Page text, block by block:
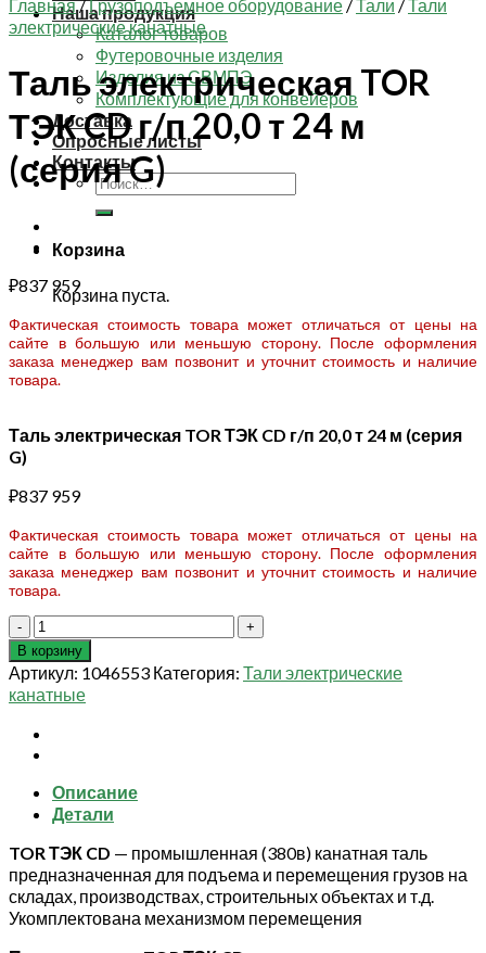
Наша продукция
Каталог товаров
Футеровочные изделия
Изделия из СВМПЭ
Комплектующие для конвейеров
Доставка
Опросные листы
Контакты
Искать:
Корзина
Корзина пуста.
Главная/Грузоподъемное оборудование /Тали /Тали
электрические канатные
Таль электрическая TOR
ТЭК CD г/п 20,0 т 24 м
(серия G)
₽837 959
Фактическая стоимость товара может отличаться от цены на
сайте в большую или меньшую сторону. После оформления
заказа менеджер вам позвонит и уточнит стоимость и наличие
товара.
Таль электрическая TOR ТЭК CD г/п 20,0 т 24 м (серия
G)
₽837 959
Фактическая стоимость товара может отличаться от цены на
сайте в большую или меньшую сторону. После оформления
заказа менеджер вам позвонит и уточнит стоимость и наличие
товара.
Количество
товара
Таль
электрическая
TOR
ТЭК
CD
п
20,0
24
м
(серия
G)
В корзину
Артикул: 1046553 Категория: Тали электрические
канатные
Описание
Детали
TOR ТЭК CD — промышленная (380в) канатная таль
предназначенная для подъема и перемещения грузов на
складах, производствах, строительных объектах и т.д.
Укомплектована механизмом перемещения